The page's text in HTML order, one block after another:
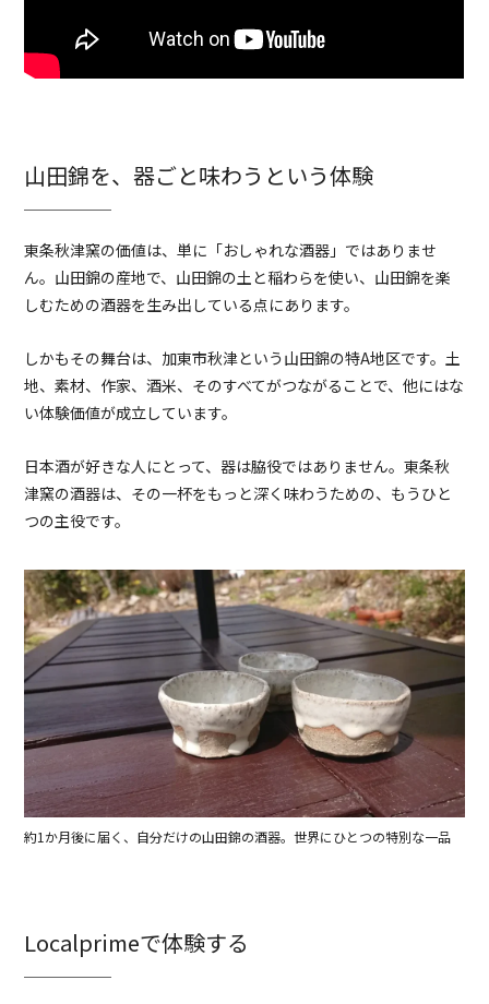
山田錦を、器ごと味わうという体験
東条秋津窯の価値は、単に「おしゃれな酒器」ではありませ
ん。山田錦の産地で、山田錦の土と稲わらを使い、山田錦を楽
しむための酒器を生み出している点にあります。
しかもその舞台は、加東市秋津という山田錦の特A地区です。土
地、素材、作家、酒米、そのすべてがつながることで、他にはな
い体験価値が成立しています。
日本酒が好きな人にとって、器は脇役ではありません。東条秋
津窯の酒器は、その一杯をもっと深く味わうための、もうひと
つの主役です。
約1か月後に届く、自分だけの山田錦の酒器。世界にひとつの特別な一品
Localprimeで体験する